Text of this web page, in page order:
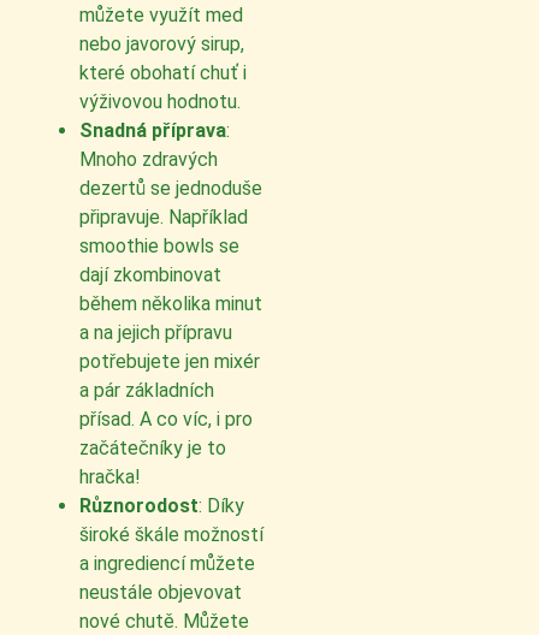
můžete využít med
nebo javorový sirup,
které obohatí chuť i
výživovou hodnotu.
Snadná příprava:
Mnoho zdravých
dezertů se jednoduše
připravuje. Například
smoothie bowls se
dají zkombinovat
během několika minut
a na jejich přípravu
potřebujete jen mixér
a pár základních
přísad. A co víc, i pro
začátečníky je to
hračka!
Různorodost: Díky
široké škále možností
a ingrediencí můžete
neustále objevovat
nové chutě. Můžete